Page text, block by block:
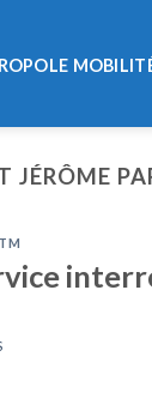
JÉRÔME